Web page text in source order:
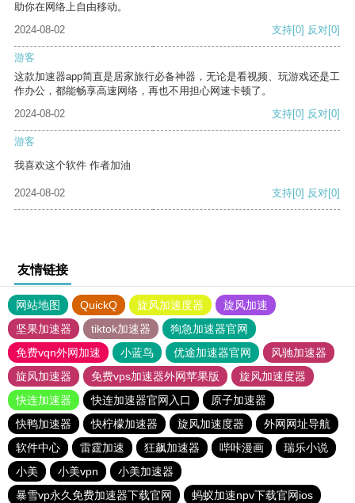
助你在网络上自由移动。
2024-08-02
支持[0] 反对[0]
游客
这款加速器app简直是居家旅行必备神器，无论是看视频、玩游戏还是工
作办公，都能畅享高速网络，再也不用担心网速卡顿了。
2024-08-02
支持[0] 反对[0]
游客
我喜欢这个软件 作者加油
2024-08-02 支持[0] 反对[0]
友情链接
网站地图 QuickQ 旋风加速度器
旋风加速
坚果加速器
tiktok加速器
狗急加速器官网
免费vqn外网加速
小蓝鸟 优途加速器官网
风驰加速器
旋风加速器
免费vps加速器外网苹果版
旋风加速度器
快连加速器
快连加速器官网入口
原子加速器
快鸭加速器
快柠檬加速器 旋风加速度器
外网网址导航
软件中心
雷霆加速 狂飙加速器 哔咔漫画
瑞乐小说
小美
小美vpn
小美加速器
暴雪vp永久免费加速器下载官网
蚂蚁加速npv下载官网ios